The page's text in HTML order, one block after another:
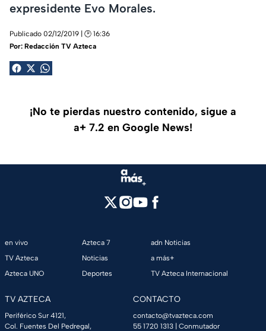
expresidente Evo Morales.
Publicado 02/12/2019 | 🕑 16:36
Por: Redacción TV Azteca
¡No te pierdas nuestro contenido, sigue a
a+ 7.2 en Google News!
en vivo
TV Azteca
Azteca UNO
Azteca 7
Noticias
Deportes
adn Noticias
a más+
TV Azteca Internacional
TV AZTECA
Periférico Sur 4121,
Col. Fuentes Del Pedregal,
CONTACTO
contacto@tvazteca.com
55 1720 1313 | Conmutador